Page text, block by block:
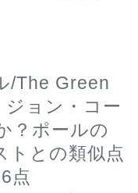
/The Green
ョン・コー
？ポールの
トとの類似点
点